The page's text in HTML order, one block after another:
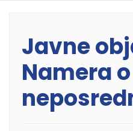
Javne
Namera